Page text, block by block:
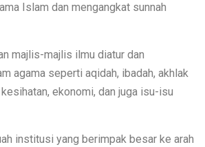
Islam dan mengangkat sunnah
majlis-majlis ilmu diatur dan
agama seperti aqidah, ibadah, akhlak
ekonomi, dan juga isu-isu
institusi yang berimpak besar ke arah